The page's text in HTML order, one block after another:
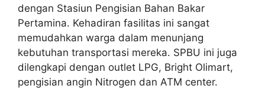
dengan Stasiun Pengisian Bahan Bakar
Pertamina. Kehadiran fasilitas ini sangat
memudahkan warga dalam menunjang
kebutuhan transportasi mereka. SPBU ini juga
dilengkapi dengan outlet LPG, Bright Olimart,
pengisian angin Nitrogen dan ATM center.